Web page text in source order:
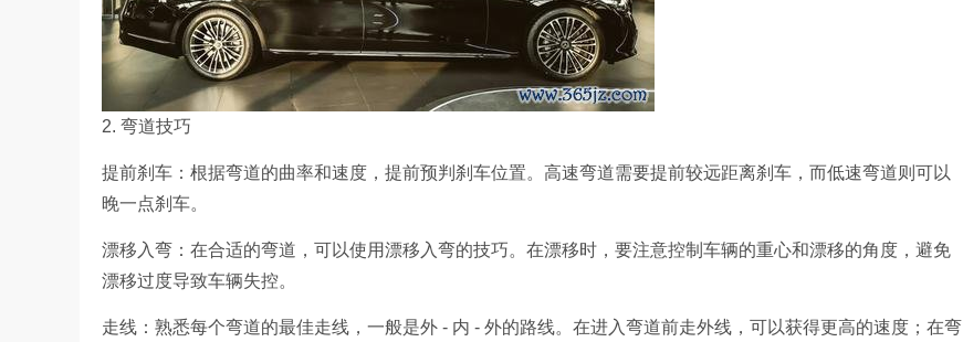
2. 弯道技巧
提前刹车：根据弯道的曲率和速度，提前预判刹车位置。高速弯道需要提前较远距离刹车，而低速弯道则可以
晚一点刹车。
漂移入弯：在合适的弯道，可以使用漂移入弯的技巧。在漂移时，要注意控制车辆的重心和漂移的角度，避免
漂移过度导致车辆失控。
走线：熟悉每个弯道的最佳走线，一般是外 - 内 - 外的路线。在进入弯道前走外线，可以获得更高的速度；在弯